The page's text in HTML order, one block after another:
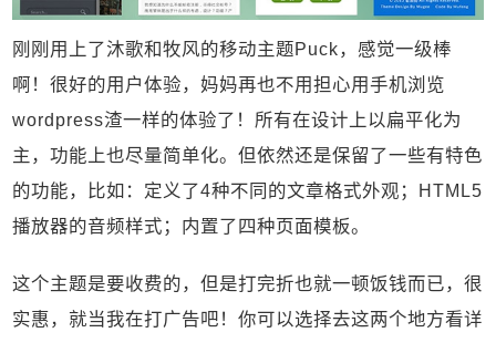
刚刚用上了沐歌和牧风的移动主题Puck，感觉一级棒
啊！很好的用户体验，妈妈再也不用担心用手机浏览
wordpress渣一样的体验了！所有在设计上以扁平化为
主，功能上也尽量简单化。但依然还是保留了一些有特色
的功能，比如：定义了4种不同的文章格式外观；HTML5
播放器的音频样式；内置了四种页面模板。
这个主题是要收费的，但是打完折也就一顿饭钱而已，很
实惠，就当我在打广告吧！你可以选择去这两个地方看详